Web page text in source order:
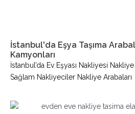
İstanbul'da Eşya Taşıma
Kamyonları
İstanbul’da Ev Eşyası Nakliyesi
Sağlam Nakliyeciler Nakliye Arabaları